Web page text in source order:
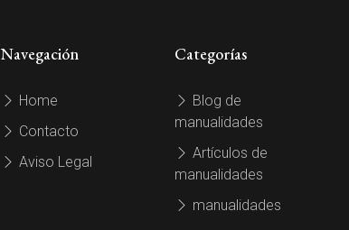
Navegación
Home
Contacto
Aviso Legal
Categorías
Blog de
manualidades
Artículos de
manualidades
manualidades